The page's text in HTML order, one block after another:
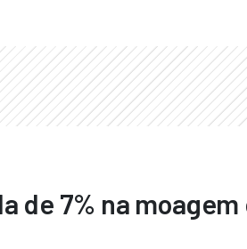
de 7% na moagem